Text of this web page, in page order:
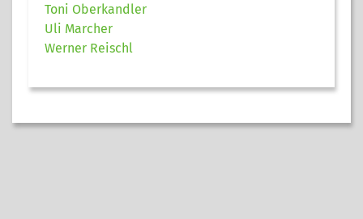
Toni Oberkandler
Uli Marcher
Werner Reischl